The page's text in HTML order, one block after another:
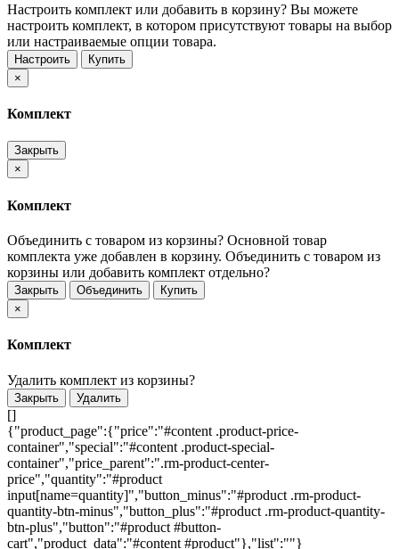
Настроить комплект или добавить в корзину? Вы можете
настроить комплект, в котором присутствуют товары на выбор
или настраиваемые опции товара.
Настроить
Купить
×
Комплект
Закрыть
×
Комплект
Объединить с товаром из корзины? Основной товар
комплекта уже добавлен в корзину. Объединить с товаром из
корзины или добавить комплект отдельно?
Закрыть Объединить
Купить
×
Комплект
Удалить комплект из корзины?
Закрыть Удалить
[]
{"product_page":{"price":"#content .product-price-
container","special":"#content .product-special-
container","price_parent":".rm-product-center-
price","quantity":"#product
input[name=quantity]","button_minus":"#product .rm-product-
quantity-btn-minus","button_plus":"#product .rm-product-quantity-
btn-plus","button":"#product #button-
cart","product_data":"#content #product"},"list":""}